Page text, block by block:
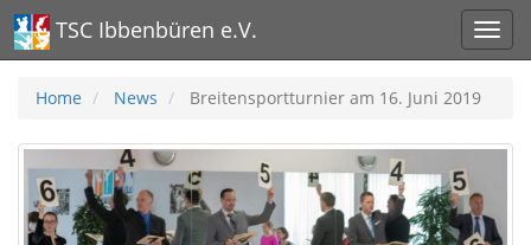
TSC Ibbenbüren e.V.
Home News Breitensportturnier am 16. Juni 2019